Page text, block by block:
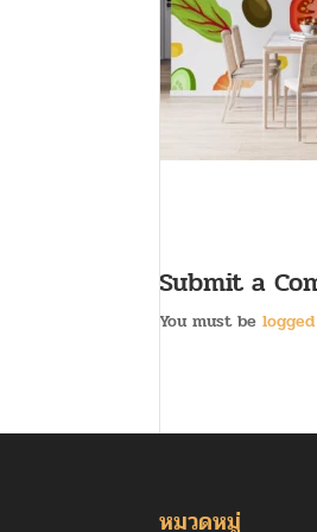
Submit a
You must be
หมวดหมู่